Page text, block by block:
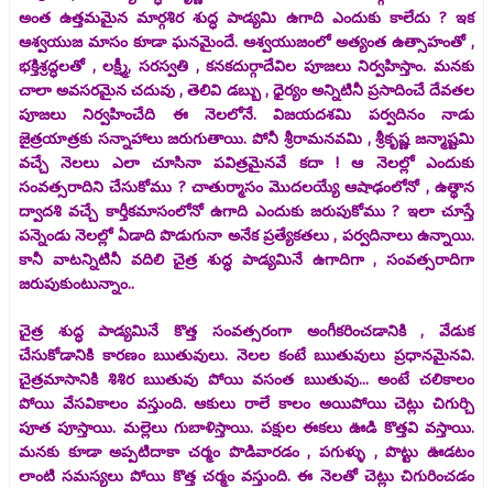
అంత ఉత్తమమైన మార్గశిర శుద్ధ పాడ్యమి ఉగాది ఎందుకు కాలేదు ? ఇక
ఆశ్వయుజ మాసం కూడా ఘనమైందే. ఆశ్వయుజంలో అత్యంత ఉత్సాహంతో ,
భక్తిశ్రద్ధలతో , లక్ష్మీ, సరస్వతి , కనకదుర్గాదేవిల పూజలు నిర్వహిస్తాం. మనకు
చాలా అవసరమైన చదువు , తెలివి డబ్బు , ధైర్యం అన్నిటినీ ప్రసాదించే దేవతల
పూజలు నిర్వహించేది ఈ నెలలోనే. విజయదశమి పర్వదినం నాడు
జైత్రయాత్రకు సన్నాహాలు జరుగుతాయి. పోనీ శ్రీరామనవమి , శ్రీకృష్ణ జన్మాష్టమి
వచ్చే నెలలు ఎలా చూసినా పవిత్రమైనవే కదా ! ఆ నెలల్లో ఎందుకు
సంవత్సరాదిని చేసుకోము ? చాతుర్మాసం మొదలయ్యే ఆషాఢంలోనో , ఉత్థాన
ద్వాదశి వచ్చే కార్తీకమాసంలోనో ఉగాది ఎందుకు జరుపుకోము ? ఇలా చూస్తే
పన్నెండు నెలల్లో ఏడాది పొడుగునా అనేక ప్రత్యేకతలు , పర్వదినాలు ఉన్నాయి.
కానీ వాటన్నిటినీ వదిలి చైత్ర శుద్ధ పాడ్యమినే ఉగాదిగా , సంవత్సరాదిగా
జరుపుకుంటున్నాం..
చైత్ర శుద్ధ పాడ్యమినే కొత్త సంవత్సరంగా అంగీకరించడానికి , వేడుక
చేసుకోడానికి కారణం ఋతువులు. నెలల కంటే ఋతువులు ప్రధానమైనవి.
చైత్రమాసానికి శిశిర ఋతువు పోయి వసంత ఋతువు... అంటే చలికాలం
పోయి వేసవికాలం వస్తుంది. ఆకులు రాలే కాలం అయిపోయి చెట్లు చిగుర్చి
పూత పూస్తాయి. మల్లెలు గుబాళిస్తాయి. పక్షుల ఈకలు ఊడి కొత్తవి వస్తాయి.
మనకు కూడా అప్పటిదాకా చర్మం పొడివారడం , పగుళ్ళు , పొట్టు ఊడటం
లాంటి సమస్యలు పోయి కొత్త చర్మం వస్తుంది. ఈ నెలతో చెట్లు చిగురించడం